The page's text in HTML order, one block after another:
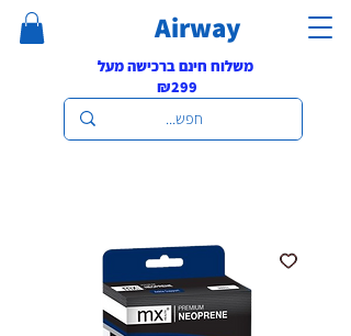
Airway
משלוח חינם ברכישה מעל
₪299